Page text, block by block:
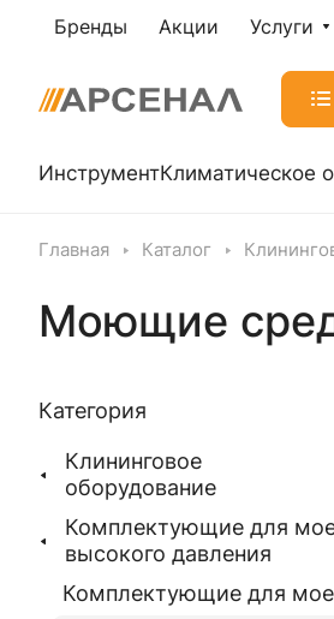
Бренды Акции Услуги
ИнструментКлиматическое
Главная Каталог
Моющие
Категория
Клининговое
оборудование
Комплектующие для
высокого давления
Комплектующие для